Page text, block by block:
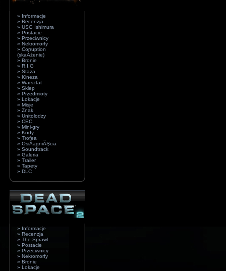
» Informacje
» Recenzja
» USG Ishimura
» Postacie
» Przeciwnicy
» Nekromorfy
» Corruption
(skaÂżenie)
» Bronie
» R.I.G
» Staza
» Kineza
» Warsztat
» Sklep
» Przedmioty
» Lokacje
» Misje
» Znak
» Unitolodzy
» CEC
» Mini-gry
» Kody
» Trofea
» OsiÂągniĂŞcia
» Soundtrack
» Galeria
» Trailer
» Tapety
» DLC
» Informacje
» Recenzja
» The Sprawl
» Postacie
» Przeciwnicy
» Nekromorfy
» Bronie
» Lokacje